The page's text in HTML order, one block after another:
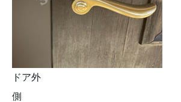
ドア外